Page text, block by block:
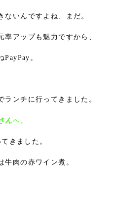
いんですよね、まだ。
アップも魅力ですから、
。
ンチに行ってきました。
んへ。
きました。
牛肉の赤ワイン煮。